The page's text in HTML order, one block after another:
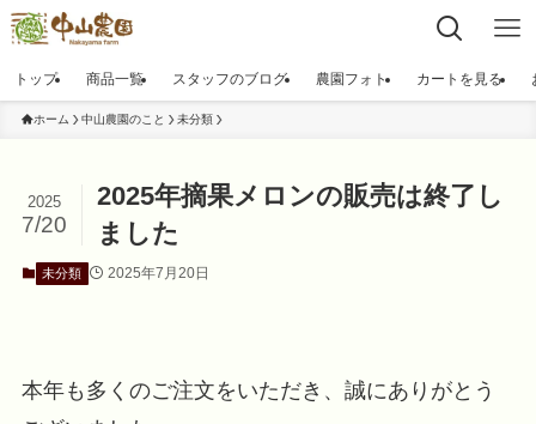
トップ 商品一覧 スタッフのブログ 農園フォト カートを見る
ホーム 中山農園のこと 未分類
2025年摘果メロンの販売は終了し
ました
2025
7/20
未分類 2025年7月20日
本年も多くのご注文をいただき、誠にありがとう